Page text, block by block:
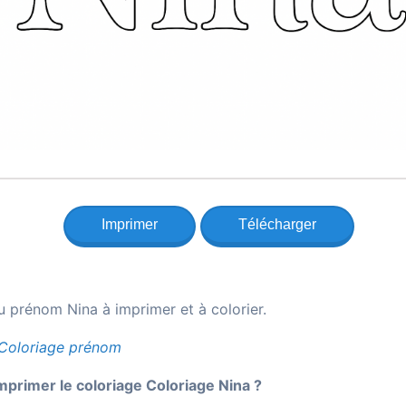
Imprimer Télécharger
prénom Nina à imprimer et à colorier.
prénom
le coloriage Coloriage Nina ?